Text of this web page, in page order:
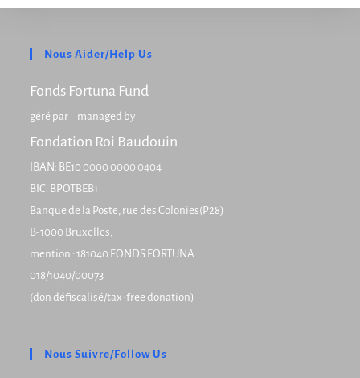
Nous Aider/Help Us
Fonds Fortuna Fund
géré par – managed by
Fondation Roi Baudouin
IBAN: BE10 0000 0000 0404
BIC: BPOTBEB1
Banque de la Poste, rue des Colonies(P28)
B-1000 Bruxelles,
mention : 181040 FONDS FORTUNA
018/1040/00073
(don défiscalisé/tax-free donation)
Nous Suivre/Follow Us